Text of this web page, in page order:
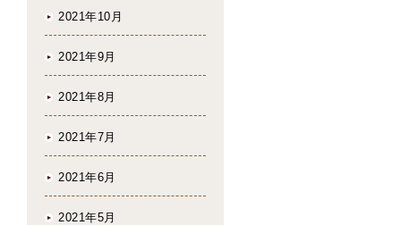
2021年10月
2021年9月
2021年8月
2021年7月
2021年6月
2021年5月